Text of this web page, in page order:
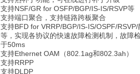
支持NSF/GR for OSFP/BGP/IS-IS/RSVP等
支持端口聚合，支持链路跨板聚合
支持BFD for VRRP/BGP/IS-IS/OSPF/RSVP/
等，实现各协议的快速故障检测机制，故障
于50ms
支持Ethernet OAM（802.1ag和802.3ah）
支持RRPP
支持DLDP